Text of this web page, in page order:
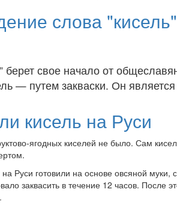
слова "кисель"
берет свое начало от
— путем закваски. Он
кисель на Руси
ягодных киселей не было. Сам
Руси готовили на основе овсяной
заквасить в течение 12 часов.